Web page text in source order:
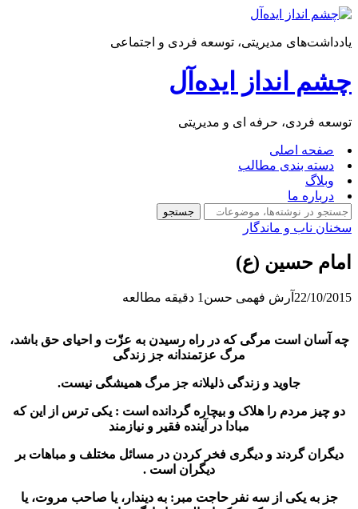
یادداشت‌های مدیریتی، توسعه فردی و اجتماعی
چشم انداز ایده‌آل
توسعه فردی، حرفه ای و مدیریتی
صفحه اصلی
دسته بندی مطالب
وبلاگ
درباره ما
جستجو
جستجو
سخنان ناب و ماندگار
امام حسین (ع)
22/10/2015 آرش فهمی حسن 1 دقیقه مطالعه
چه آسان است مرگى كه در راه رسيدن به عزّت و احياى حق باشد،
مرگ عزتمندانه جز زندگى
جاويد و زندگى ذليلانه جز مرگ هميشگى نيست.
دو چیز مردم را هلاک و بیچاره گردانده است : یکی ترس از این که
مبادا در آینده فقیر و نیازمند
دیگران گردند و دیگری فخر کردن در مسائل مختلف و مباهات بر
دیگران است .
جز به یکى از سه نفر حاجت مبر: به دیندار، یا صاحب مروت، یا